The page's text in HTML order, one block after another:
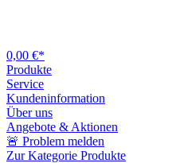
0,00 €*
Produkte
Service
Kundeninformation
Über uns
Angebote & Aktionen
🚨 Problem melden
Zur Kategorie Produkte